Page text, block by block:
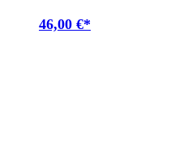
46,00 €